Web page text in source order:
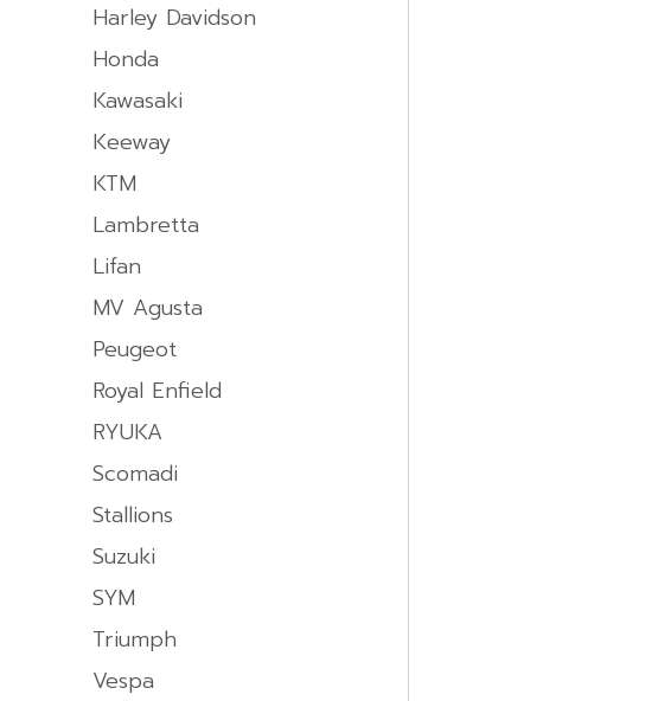
Harley Davidson
Honda
Kawasaki
Keeway
KTM
Lambretta
Lifan
MV Agusta
Peugeot
Royal Enfield
RYUKA
Scomadi
Stallions
Suzuki
SYM
Triumph
Vespa